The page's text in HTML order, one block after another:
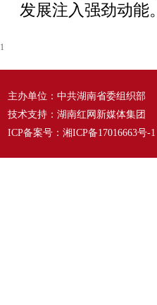
发展注入强劲动能。
1
主办单位：中共湖南省委组织部
技术支持：湖南红网新媒体集团
ICP备案号： 湘ICP备17016663号-1